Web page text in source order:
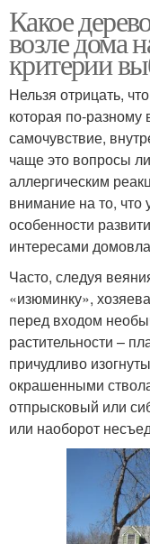
Какое
возле дома
критерии
Нельзя отрицать,
которая по-разному
самочувствие,
чаще это вопросы
аллергическим
внимание на то, что
особенности
интересами
Часто, следуя
«изюминку»,
перед входом
растительности –
причудливо
окрашенными
отпрысковый или
или наоборот